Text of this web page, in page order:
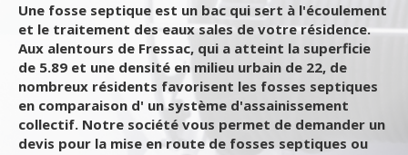
Une fosse septique est un bac qui sert à l'écoulement
et le traitement des eaux sales de votre résidence.
Aux alentours de Fressac, qui a atteint la superficie
de 5.89 et une densité en milieu urbain de 22, de
nombreux résidents favorisent les fosses septiques
en comparaison d' un système d'assainissement
collectif. Notre société vous permet de demander un
devis pour la mise en route de fosses septiques ou